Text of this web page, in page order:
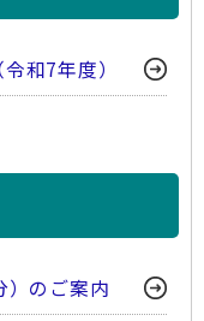
和7年度）
）のご案内